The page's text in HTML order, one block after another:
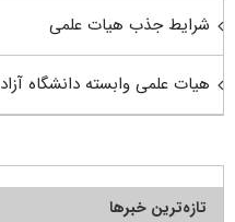
شرایط جذب هیات علمی
هیات علمی وابسته دانشگاه آزاد
تازه‌ترین خبرها